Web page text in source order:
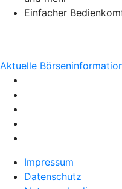
Einfacher
Aktuelle
Impressum
Datenschutz